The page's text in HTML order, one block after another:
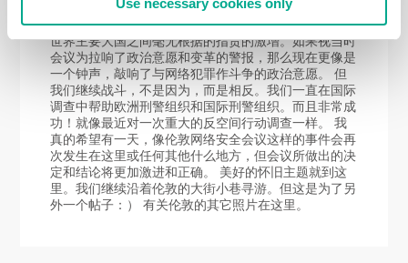
怨自己的工具”。造成的结局是-既没有国际互联网空间
监管，也没有建立互动。相反，巴尔干化、保护主义和
世界主要大国之间毫无根据的指责的激增。如果视当时
会议为拉响了政治意愿和变革的警报，那么现在更像是
一个钟声，敲响了与网络犯罪作斗争的政治意愿。 但
我们继续战斗，不是因为，而是相反。我们一直在国际
调查中帮助欧洲刑警组织和国际刑警组织。而且非常成
功！就像最近对一次重大的反空间行动调查一样。 我
真的希望有一天，像伦敦网络安全会议这样的事件会再
次发生在这里或任何其他什么地方，但会议所做出的决
定和结论将更加激进和正确。 美好的怀旧主题就到这
里。我们继续沿着伦敦的大街小巷寻游。但这是为了另
外一个帖子：） 有关伦敦的其它照片在这里。